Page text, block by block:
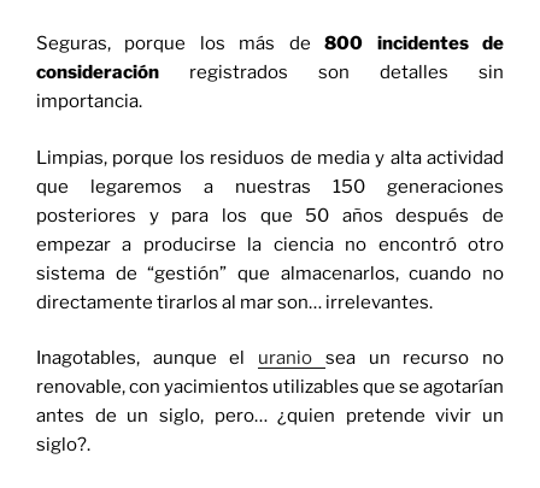
Seguras, porque los más de800 incidentes de
consideración registrados son detalles sin
importancia.
Limpias, porque los residuos de media y alta actividad
que legaremos a nuestras 150 generaciones
posteriores y para los que 50 años después de
empezar a producirse la ciencia no encontró otro
sistema de “gestión” que almacenarlos, cuando no
directamente tirarlos al mar son… irrelevantes.
Inagotables, aunque el uranio sea un recurso no
renovable, con yacimientos utilizables que se agotarían
antes de un siglo, pero… ¿quien pretende vivir un
siglo?.